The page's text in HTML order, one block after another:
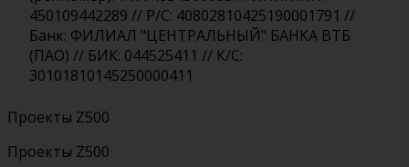
450109442289 // Р/С: 40802810425190001791 //
Банк: ФИЛИАЛ "ЦЕНТРАЛЬНЫЙ" БАНКА ВТБ
(ПАО) // БИК: 044525411 // К/С:
30101810145250000411
Проекты Z500
Проекты Z500